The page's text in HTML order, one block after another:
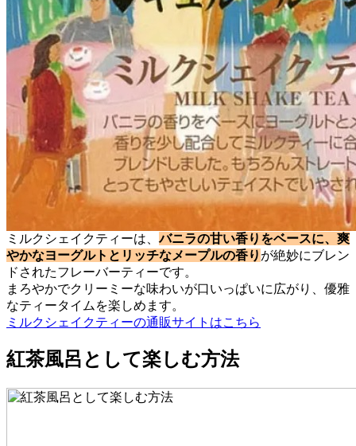
ミルクシェイクティーは、バニラの甘い香りをベースに、爽
やかなヨーグルトとリッチなメープルの香り が絶妙にブレン
ドされたフレーバーティーです。
まろやかでクリーミーな味わいが口いっぱいに広がり、優雅
なティータイムを楽しめます。
ミルクシェイクティーの通販サイトはこちら
紅茶風呂として楽しむ方法